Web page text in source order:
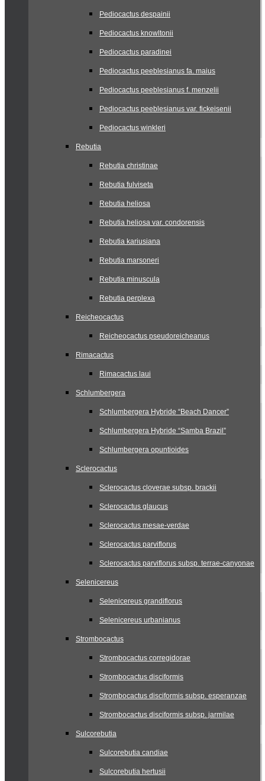
Pediocactus despainii
Pediocactus knowltonii
Pediocactus paradinei
Pediocactus peeblesianus fa. maius
Pediocactus peeblesianus f. menzelii
Pediocactus peeblesianus var. fickeisenii
Pediocactus winkleri
Rebutia
Rebutia christinae
Rebutia fulviseta
Rebutia heliosa
Rebutia heliosa var. condorensis
Rebutia kariusiana
Rebutia marsoneri
Rebutia minuscula
Rebutia perplexa
Reicheocactus
Reicheocactus pseudoreicheanus
Rimacactus
Rimacactus laui
Schlumbergera
Schlumbergera Hybride “Beach Dancer”
Schlumbergera Hybride “Samba Brazil”
Schlumbergera opuntioides
Sclerocactus
Sclerocactus cloverae subsp. brackii
Sclerocactus glaucus
Sclerocactus mesae-verdae
Sclerocactus parviflorus
Sclerocactus parviflorus subsp. terrae-canyonae
Selenicereus
Selenicereus grandiflorus
Selenicereus urbanianus
Strombocactus
Strombocactus corregidorae
Strombocactus disciformis
Strombocactus disciformis subsp. esperanzae
Strombocactus disciformis subsp. jarmilae
Sulcorebutia
Sulcorebutia candiae
Sulcorebutia hertusii